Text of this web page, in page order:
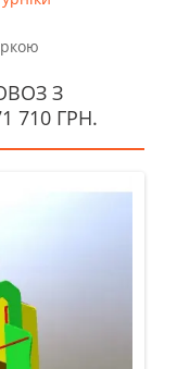
З
710 ГРН.